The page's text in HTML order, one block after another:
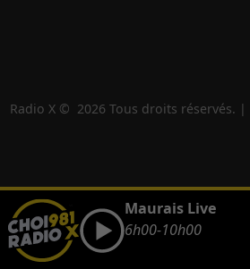
Radio X © 2026 Tous droits réservés. |
Maurais Live
6h00-10h00